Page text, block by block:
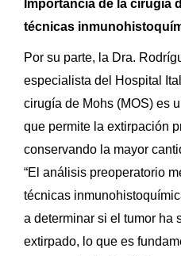
Importancia de la cirugía
técnicas
Por su parte, la Dra.
especialista del Hospital
cirugía de Mohs (MOS) es
que permite la extirpación
conservando la mayor
“El análisis preoperatorio
técnicas
a determinar si el tumor ha
extirpado, lo que es